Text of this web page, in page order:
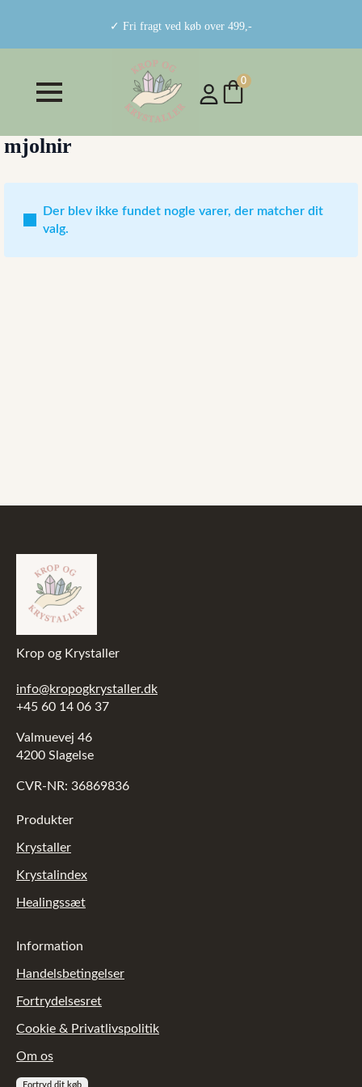
✓ Fri fragt ved køb over 499,-
0
mjolnir
Der blev ikke fundet nogle varer, der matcher dit
valg.
Krop og Krystaller
info@kropogkrystaller.dk
+45 60 14 06 37
Valmuevej 46
4200 Slagelse
CVR-NR: 36869836
Produkter
Krystaller
Krystalindex
Healingssæt
Information
Handelsbetingelser
Fortrydelsesret
Cookie & Privatlivspolitik
Om os
Fortryd dit køb